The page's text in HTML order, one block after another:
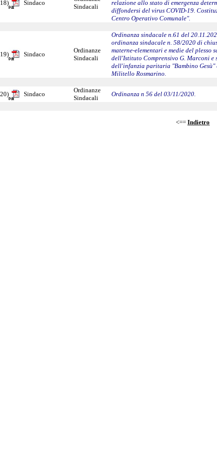
18) Sindaco
Sindacali
relazione allo stato di emergenza
diffondersi del virus COVID-19.
Centro Operativo Comunale".
19) Sindaco
Ordinanze
Sindacali
Ordinanza sindacale n.61 del
ordinanza sindacale n. 58/2020 di
materne-elementari e medie del plesso
dell'Istituto Comprensivo G. Marconi e
dell'infanzia paritaria "Bambino Gesù"
Militello Rosmarino.
20) Sindaco
Ordinanze
Sindacali
Ordinanza n 56 del 03/11/2020.
<== Indietro